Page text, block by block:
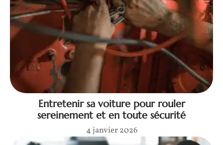
Entretenir sa voiture pour rouler
sereinement et en toute sécurité
4 janvier 2026